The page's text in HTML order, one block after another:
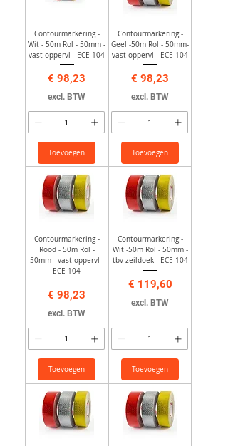
Contourmarkering -
Wit - 50m Rol - 50mm -
vast oppervl - ECE 104
Prijs
€ 98,23
excl. BTW
Toevoegen
Contourmarkering -
Geel -50m Rol - 50mm-
vast oppervl - ECE 104
Prijs
€ 98,23
excl. BTW
Toevoegen
Contourmarkering -
Rood - 50m Rol -
50mm - vast oppervl -
ECE 104
Prijs
€ 98,23
excl. BTW
Toevoegen
Contourmarkering -
Wit -50m Rol - 50mm -
tbv zeildoek - ECE 104
Prijs
€ 119,60
excl. BTW
Toevoegen